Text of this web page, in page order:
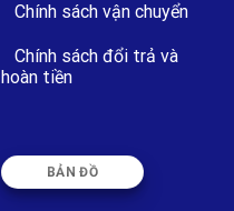
Chính sách vận chuyển
Chính sách đổi trả và
hoàn tiền
BẢN ĐỒ